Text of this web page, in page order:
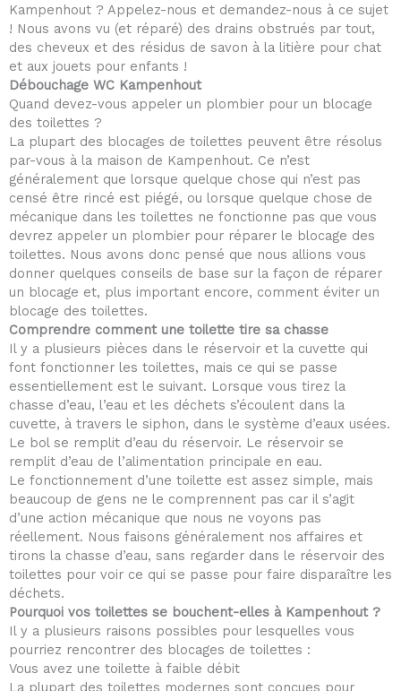
Kampenhout ? Appelez-nous et demandez-nous à ce sujet
! Nous avons vu (et réparé) des drains obstrués par tout,
des cheveux et des résidus de savon à la litière pour chat
et aux jouets pour enfants !
Débouchage WC Kampenhout
Quand devez-vous appeler un plombier pour un blocage
des toilettes ?
La plupart des blocages de toilettes peuvent être résolus
par-vous à la maison de Kampenhout. Ce n’est
généralement que lorsque quelque chose qui n’est pas
censé être rincé est piégé, ou lorsque quelque chose de
mécanique dans les toilettes ne fonctionne pas que vous
devrez appeler un plombier pour réparer le blocage des
toilettes. Nous avons donc pensé que nous allions vous
donner quelques conseils de base sur la façon de réparer
un blocage et, plus important encore, comment éviter un
blocage des toilettes.
Comprendre comment une toilette tire sa chasse
Il y a plusieurs pièces dans le réservoir et la cuvette qui
font fonctionner les toilettes, mais ce qui se passe
essentiellement est le suivant. Lorsque vous tirez la
chasse d’eau, l’eau et les déchets s’écoulent dans la
cuvette, à travers le siphon, dans le système d’eaux usées.
Le bol se remplit d’eau du réservoir. Le réservoir se
remplit d’eau de l’alimentation principale en eau.
Le fonctionnement d’une toilette est assez simple, mais
beaucoup de gens ne le comprennent pas car il s’agit
d’une action mécanique que nous ne voyons pas
réellement. Nous faisons généralement nos affaires et
tirons la chasse d’eau, sans regarder dans le réservoir des
toilettes pour voir ce qui se passe pour faire disparaître les
déchets.
Pourquoi vos toilettes se bouchent-elles à Kampenhout ?
Il y a plusieurs raisons possibles pour lesquelles vous
pourriez rencontrer des blocages de toilettes :
Vous avez une toilette à faible débit
La plupart des toilettes modernes sont conçues pour